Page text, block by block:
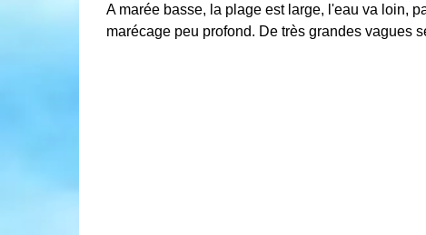
A marée basse, la plage est large, l'eau va loin,
marécage peu profond. De très grandes vagues